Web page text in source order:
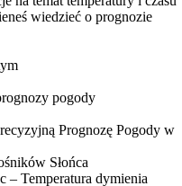
wiedzieć o prognozie
pogody
Prognozę Pogody w
Słońca
– Temperatura dymienia